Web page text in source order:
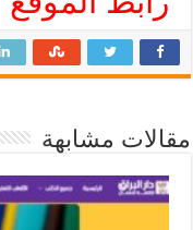
مقالات مشابهة